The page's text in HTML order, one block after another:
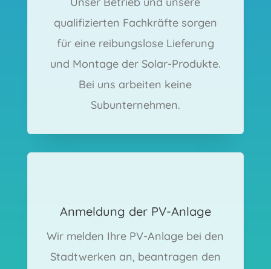
qualifizierten Fachkräfte sorgen
für eine reibungslose Lieferung
und Montage der Solar-Produkte.
Bei uns arbeiten keine
Subunternehmen.
Anmeldung der PV-Anlage
Wir melden Ihre PV-Anlage bei den
Stadtwerken an, beantragen den